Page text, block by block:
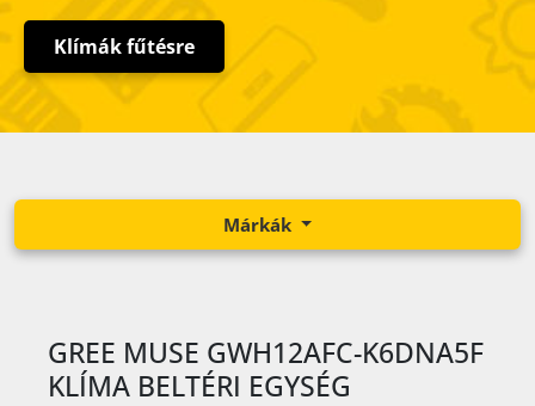
Klímák fűtésre
Márkák
GREE MUSE GWH12AFC-K6DNA5F
KLÍMA BELTÉRI EGYSÉG